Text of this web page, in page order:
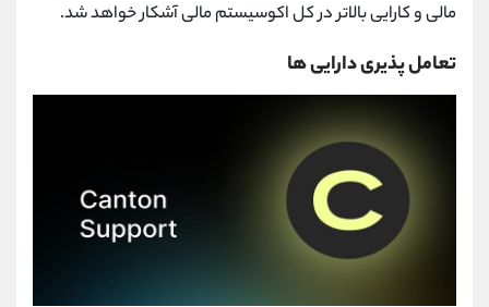
مالی و کارایی بالاتر در کل اکوسیستم مالی آشکار خواهد شد.
تعامل پذیری دارایی ها